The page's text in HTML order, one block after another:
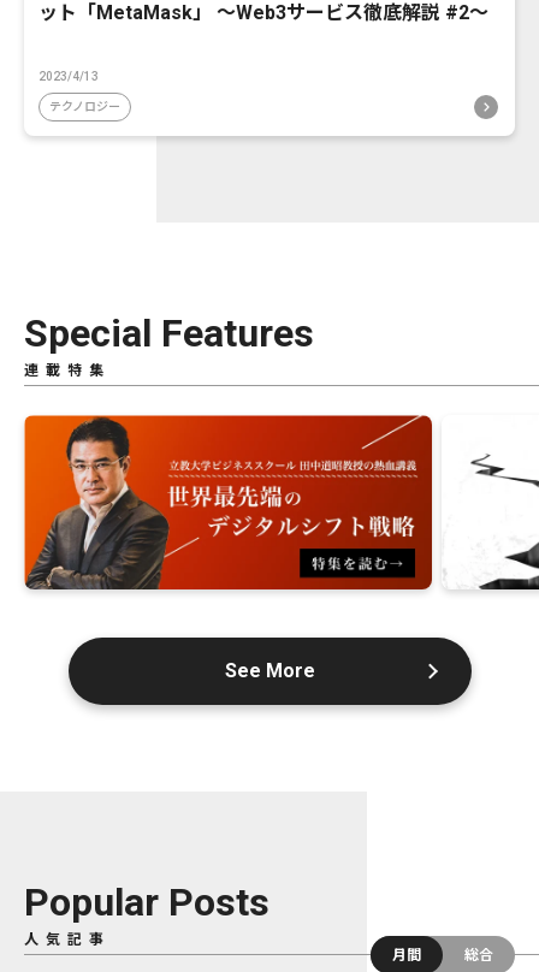
ット「MetaMask」 〜Web3サービス徹底解説 #2〜
2023/4/13
テクノロジー
Special Features
連載特集
See More
Popular Posts
人気記事
月間
総合